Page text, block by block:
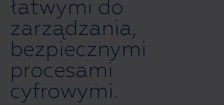
łatwymi do
zarządzania,
bezpiecznymi
procesami
cyfrowymi.